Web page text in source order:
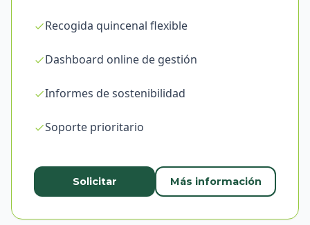
Recogida quincenal flexible
Dashboard online de gestión
Informes de sostenibilidad
Soporte prioritario
Solicitar Más información